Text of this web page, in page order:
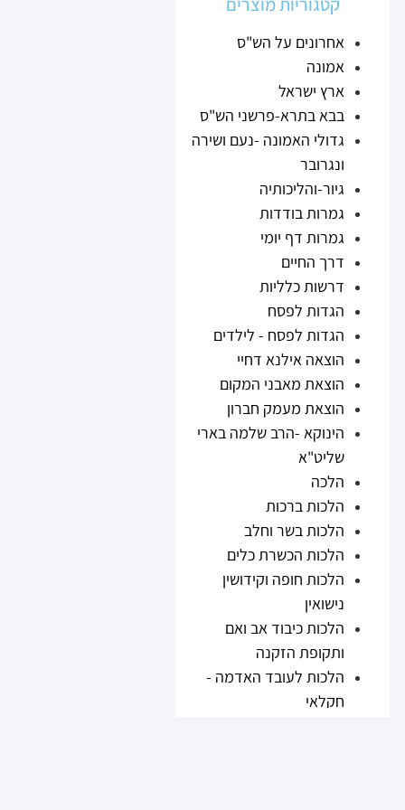
אחרונים על הש"ס
אמונה
ארץ ישראל
בבא בתרא-פרשני הש"ס
גדולי האמונה -נעם ושירה
ונגרובר
גיור-והליכותיה
גמרות בודדות
גמרות דף יומי
דרך החיים
דרשות כלליות
הגדות לפסח
הגדות לפסח - לילדים
הוצאה אילנא דחיי
הוצאת מאבני המקום
הוצאת מעמק חברון
הינוקא -הרב שלמה בארי
שליט"א
הלכה
הלכות ברכות
הלכות בשר וחלב
הלכות הכשרת כלים
הלכות חופה וקידושין
נישואין
הלכות כיבוד אב ואם
ותקופת הזקנה
הלכות לעובד האדמה -
חקלאי